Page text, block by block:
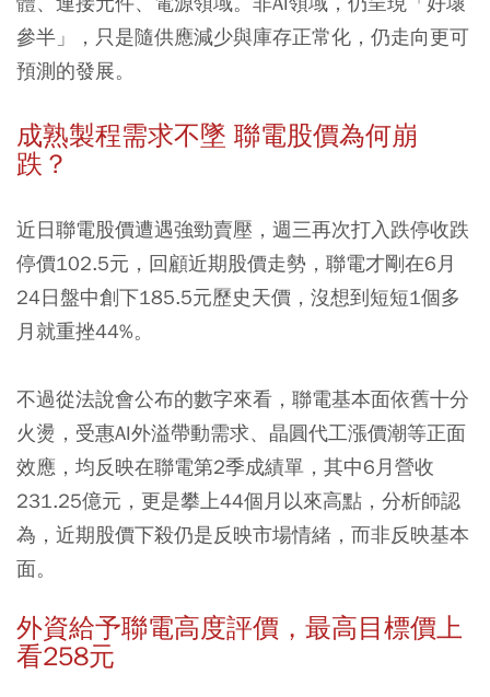
參半」，只是隨供應減少與庫存正常化，仍走向更可
預測的發展。
成熟製程需求不墜 聯電股價為何崩
跌？
近日聯電股價遭遇強勁賣壓，週三再次打入跌停收跌
停價102.5元，回顧近期股價走勢，聯電才剛在6月
24日盤中創下185.5元歷史天價，沒想到短短1個多
月就重挫44%。
不過從法說會公布的數字來看，聯電基本面依舊十分
火燙，受惠AI外溢帶動需求、晶圓代工漲價潮等正面
效應，均反映在聯電第2季成績單，其中6月營收
231.25億元，更是攀上44個月以來高點，分析師認
為，近期股價下殺仍是反映市場情緒，而非反映基本
面。
外資給予聯電高度評價，最高目標價上
看258元